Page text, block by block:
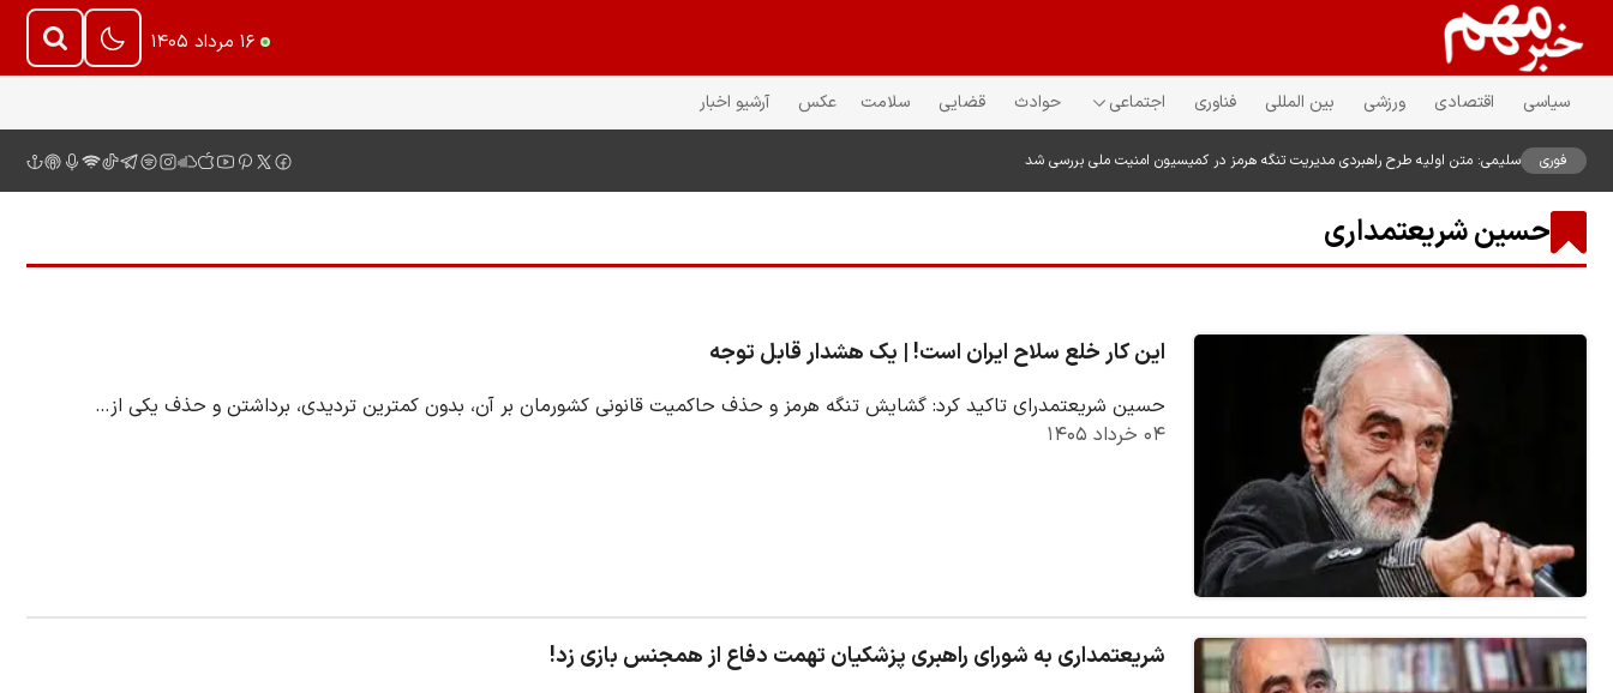
۱۶ مرداد ۱۴۰۵
سیاسی اقتصادی ورزشی بین المللی فناوری اجتماعی حوادث قضایی سلامت عکس آرشیو اخبار
فوری سلیمی: متن اولیه طرح راهبردی مدیریت تنگه هرمز در کمیسیون امنیت ملی بررسی شد
حسین شریعتمداری
این کار خلع سلاح ایران است! | یک هشدار قابل توجه
حسین شریعتمدرای تاکید کرد: گشایش تنگه هرمز و حذف حاکمیت قانونی کشورمان بر آن، بدون کمترین تردیدی، برداشتن و حذف یکی از…
۰۴ خرداد ۱۴۰۵
شریعتمداری به شورای راهبری پزشکیان تهمت دفاع از همجنس بازی زد!